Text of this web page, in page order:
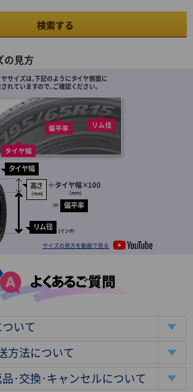
検索する
の見方
ヤサイズは､下記のようにタイヤ側面に
れていますので､ご確認ください。
タイヤ幅
偏平率 リム径
タイヤ幅
高さ
(mm)
÷タイヤ幅
(mm)
×100
＝ 偏平率
リム径 (インチ)
サイズの見方を動画で見る
いて
方法について
･交換･キャンセルについて